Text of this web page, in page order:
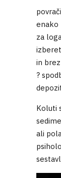
enako
za
in
?
Koluti
ali